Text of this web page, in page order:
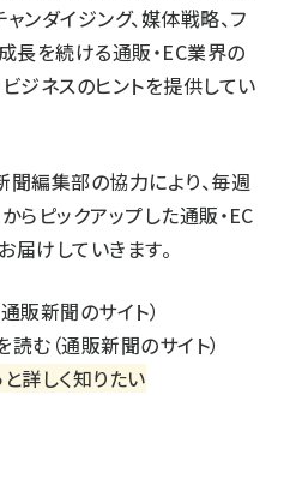
ンダイジング、媒体戦略、フ
長を続ける通販・EC業界の
ジネスのヒントを提供してい
聞編集部の協力により、毎週
らピックアップした通販・EC
けしていきます。
販新聞のサイト）
む（通販新聞のサイト）
詳しく知りたい